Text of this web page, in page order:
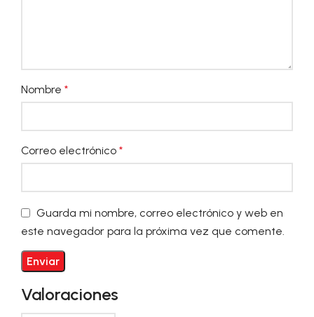
Valoraciones
Nombre *
Correo electrónico *
Guarda mi nombre, correo electrónico y web en
este navegador para la próxima vez que comente.